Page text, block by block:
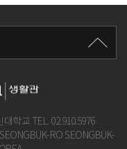
대학교 TEL. 02.910.5976
RO SEONGBUK-